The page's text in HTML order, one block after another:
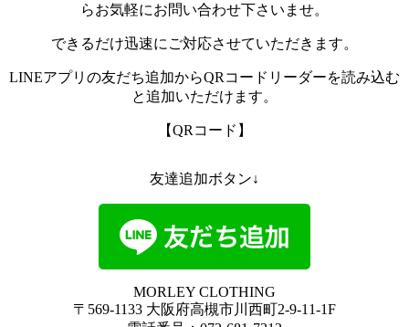
らお気軽にお問い合わせ下さいませ。
できるだけ迅速にご対応させていただきます。
LINEアプリの友だち追加からQRコードリーダーを読み込む
と追加いただけます。
【QRコード】
友達追加ボタン↓
MORLEY CLOTHING
〒569-1133 大阪府高槻市川西町2-9-11-1F